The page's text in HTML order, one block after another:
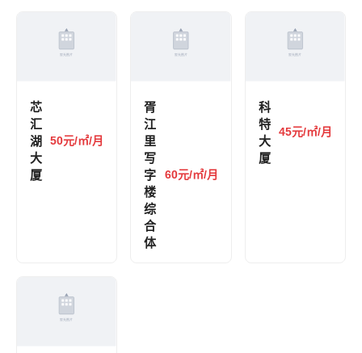
芯
汇
湖
大
厦
50元/㎡/月
胥
江
里
写
字
楼
综
合
体
60元/㎡/月
科
特
大
厦
45元/㎡/月